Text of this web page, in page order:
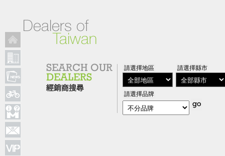
請選擇地區 請選擇縣市
請選擇品牌